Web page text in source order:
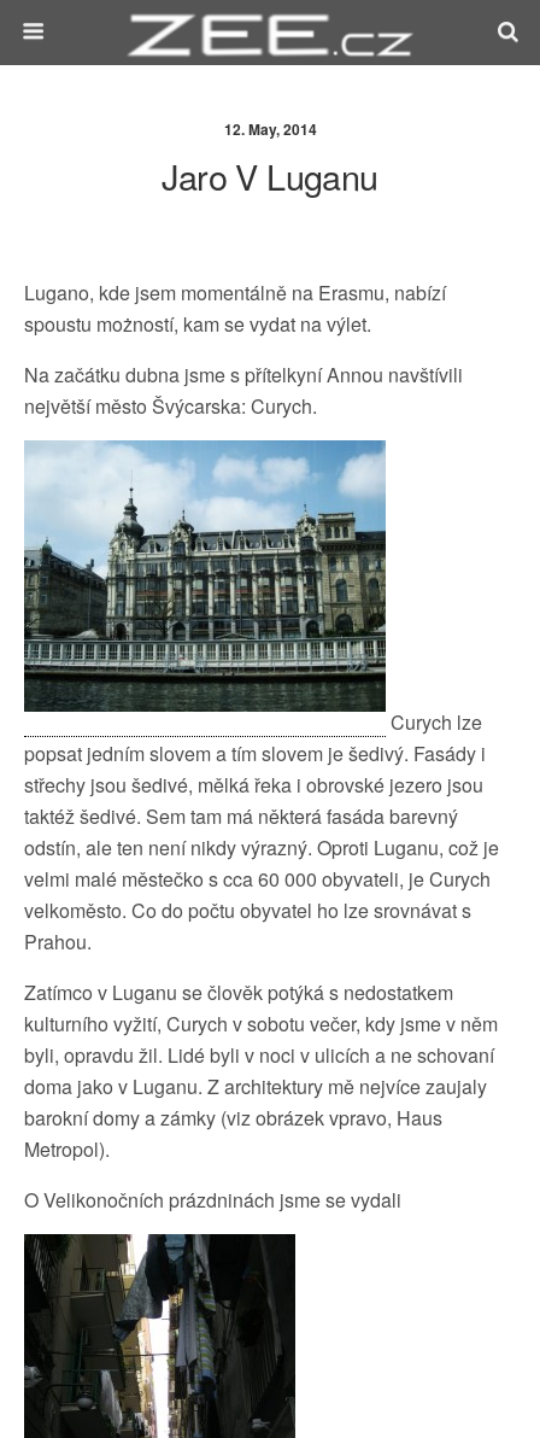
12. May, 2014
Jaro V Luganu
Lugano, kde jsem momentálně na Erasmu, nabízí
spoustu możností, kam se vydat na výlet.
Na začátku dubna jsme s přítelkyní Annou navštívili
největší město Švýcarska: Curych.
Curych lze
popsat jedním slovem a tím slovem je šedivý. Fasády i
střechy jsou šedivé, mělká řeka i obrovské jezero jsou
taktéž šedivé. Sem tam má některá fasáda barevný
odstín, ale ten není nikdy výrazný. Oproti Luganu, což je
velmi malé městečko s cca 60 000 obyvateli, je Curych
velkoměsto. Co do počtu obyvatel ho lze srovnávat s
Prahou.
Zatímco v Luganu se člověk potýká s nedostatkem
kulturního vyžití, Curych v sobotu večer, kdy jsme v něm
byli, opravdu žil. Lidé byli v noci v ulicích a ne schovaní
doma jako v Luganu. Z architektury mě nejvíce zaujaly
barokní domy a zámky (viz obrázek vpravo, Haus
Metropol).
O Velikonočních prázdninách jsme se vydali